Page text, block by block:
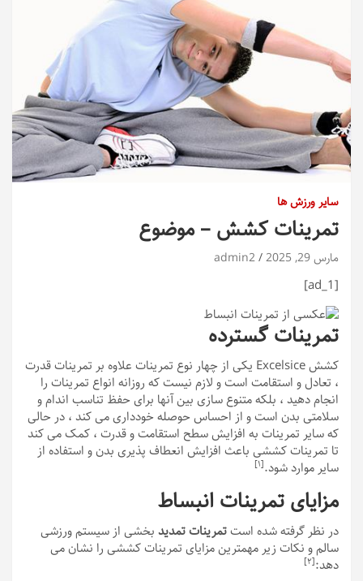
سایر ورزش ها
تمرینات کشش – موضوع
مارس 29, 2025 admin2
[ad_1]
تمرینات گسترده
کشش Excelsice یکی از چهار نوع تمرینات علاوه بر تمرینات قدرت
، تعادل و استقامت است و لازم نیست که روزانه انواع تمرینات را
انجام دهید ، بلکه متنوع سازی بین آنها برای حفظ تناسب اندام و
سلامتی بدن است و از احساس حوصله خودداری می کند ، در حالی
که سایر تمرینات به افزایش سطح استقامت و قدرت ، کمک می کند
تا تمرینات کششی باعث افزایش انعطاف پذیری بدن و استفاده از
سایر موارد شود.[١]
مزایای تمرینات انبساط
در نظر گرفته شده استتمرینات تمدید بخشی از سیستم ورزشی
سالم و نکات زیر مهمترین مزایای تمرینات کششی را نشان می
دهد:[٢]